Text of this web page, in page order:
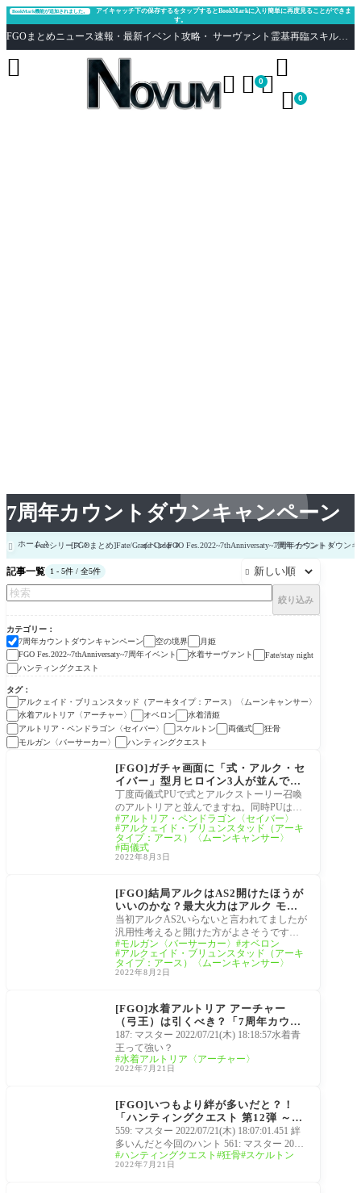
7周年カウントダウンキャンペーン
BookMark機能が追加されました。
アイキャッチ下の保存するをタップするとBookMarkに入り簡単に再度見ることができま
す。
FGOまとめニュース速報・最新イベント攻略・ サーヴァント霊基再臨スキル性能評価まとめ Fate/Grand Order
  0

 0

 ホームFateシリーズ[FGOまとめ]Fate/Grand Order
イベントFGO Fes.2022~7thAnniversaty~7周年イベント
7周年カウントダウン
記事一覧 1 - 5件 / 全5件 
絞り込み
カテゴリー
7周年カウントダウンキャンペーン
空の境界
月姫
FGO Fes.2022~7thAnniversaty~7周年イベント
水着サーヴァント
Fate/stay night
ハンティングクエスト
タグ
アルクェイド・ブリュンスタッド（アーキタイプ：アース）〈ムーンキャンサー〉
水着アルトリア〈アーチャー〉
オベロン
水着清姫
アルトリア・ペンドラゴン〈セイバー〉
スケルトン 両儀式
狂骨
モルガン〈バーサーカー〉
ハンティングクエスト
[FGO]ガチャ画面に「式・アルク・セ
イバー」型月ヒロイン3人が並んで
る…尊い
丁度両儀式PUで式とアルクストーリー召喚
のアルトリアと並んでますね。同時PUはこ
の先なさそうな予感アルク実装はまだまだ
先と思
アルトリア・ペンドラゴン〈セイバー〉
アルクェイド・ブリュンスタッド（アーキ
タイプ：アース）〈ムーンキャンサー〉
両儀式
2022年8月3日
[FGO]結局アルクはAS2開けたほうが
いいのかな？最大火力はアルク モル
ガン オベロン宝具3連射編成か
当初アルクAS2いらないと言われてましたが
汎用性考えると開けた方がよさそうです
ね。アルクモルガンオベロンでアトラス院
礼装フ
モルガン〈バーサーカー〉
オベロン
アルクェイド・ブリュンスタッド（アーキ
タイプ：アース）〈ムーンキャンサー〉
2022年8月2日
[FGO]水着アルトリア アーチャー
（弓王）は引くべき？「7周年カウン
トダウンピックアップ召喚」
187: マスター 2022/07/21(木) 18:18:57水着青
王って強い？
水着アルトリア〈アーチャー〉
2022年7月21日
[FGO]いつもより絆が多いだと？！
「ハンティングクエスト 第12弾 ～7
周年カウントダウンハンティング～」
1日目は狂骨ドロップのスケルトン
559: マスター 2022/07/21(木) 18:07:01.451 絆
多いんだと今回のハント 561: マスター 2022/
07/21(木) 18:08:03.788>>559マジ？やるか 57
6: マスター 20
ハンティングクエスト 狂骨 スケルトン
2022年7月21日